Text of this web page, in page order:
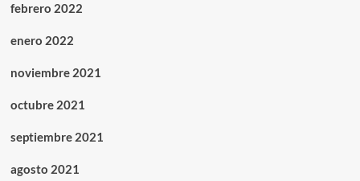
febrero 2022
enero 2022
noviembre 2021
octubre 2021
septiembre 2021
agosto 2021